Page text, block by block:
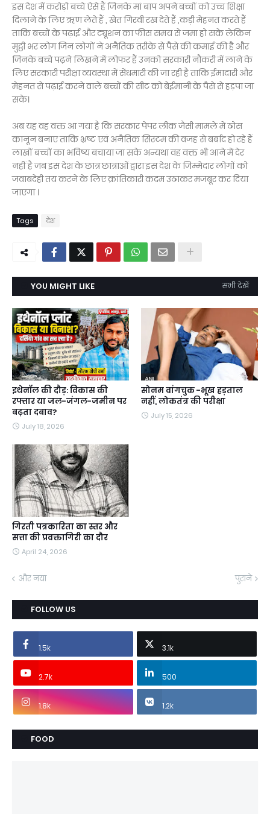
इस देश में करोड़ो बच्चे ऐसे हैं जिनके मां बाप अपने बच्चों को उच्च शिक्षा
दिलाने के लिए ऋण लेते हैं , खेत गिरवी रख देते हैं ,कड़ी मेहनत करते हैं
ताकि बच्चों के पढ़ाई और ट्यूशन का फीस समय से जमा हो सके लेकिन
मुट्ठी भर लोग जिन लोगों ने अनैतिक तरीके से पैसे की कमाई की है और
जिनके बच्चे पढ़ने लिखने में लोफर हैं उनको सरकारी नौकरी में लाने के
लिए सरकारी परीक्षा व्यवस्था में सेंधमारी की जा रही है ताकि ईमादारी और
मेहनत से पढ़ाई करने वाले बच्चों की सीट को बेईमानी के पैसे से हड़पा जा
सके।
अब यह वह वक्त आ गया है कि सरकार पेपर लीक जैसी मामले में ठोस
कानून बनाए ताकि भ्रष्ट एवं अनैतिक सिस्टम की वजह से बर्बाद हो रहे हैं
लाखों बच्चों का भविष्य बचाया जा सके अन्यथा वह वक्त भी आने में देर
नहीं है जब इस देश के छात्र छात्राओं द्वारा इस देश के जिम्मेदार लोगों को
जवाबदेही तय करने के लिए क्रांतिकारी कदम उठाकर मजबूर कर दिया
जाएगा ।
Tags देश
YOU MIGHT LIKE सभी देखें
इथेनॉल की दौड़: विकास की
रफ्तार या जल-जंगल-जमीन पर
बढ़ता दबाव?
July 18, 2026
सोनम वांगचुक -भूख हड़ताल
नहीं, लोकतंत्र की परीक्षा
July 15, 2026
गिरती पत्रकारिता का स्तर और
सत्ता की प्रवक्तागिरी का दौर
April 24, 2026
और नया पुराने
FOLLOW US
1.5k 3.1k
2.7k 500
1.8k 1.2k
FOOD